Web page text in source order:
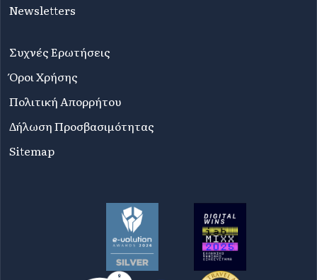
Newsletters
Συχνές Ερωτήσεις
Όροι Χρήσης
Πολιτική Απορρήτου
Δήλωση Προσβασιμότητας
Sitemap